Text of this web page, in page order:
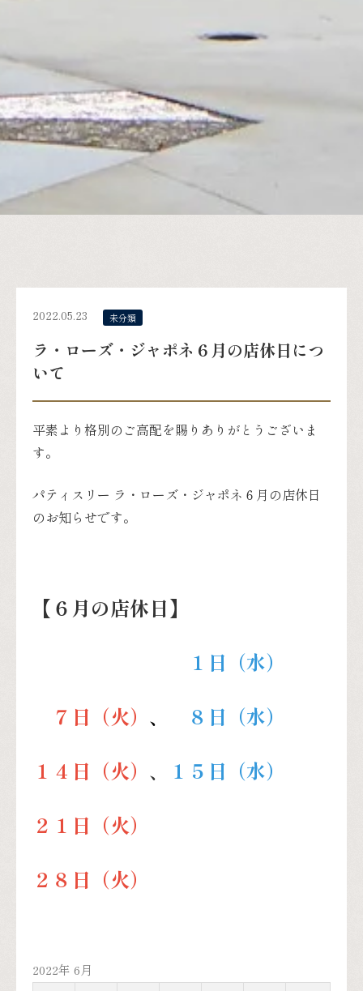
2022.05.23 未分類
ラ・ローズ・ジャポネ６月の店休日につ
いて
平素より格別のご高配を賜りありがとうございま
す。
パティスリー ラ・ローズ・ジャポネ６月の店休日
のお知らせです。
【６月の店休日】
１日（水）
７日（火） 、 ８ 日（水）
１４日（火） 、 １５ 日（水）
２１日（火）
２８日（火）
2022年 6月